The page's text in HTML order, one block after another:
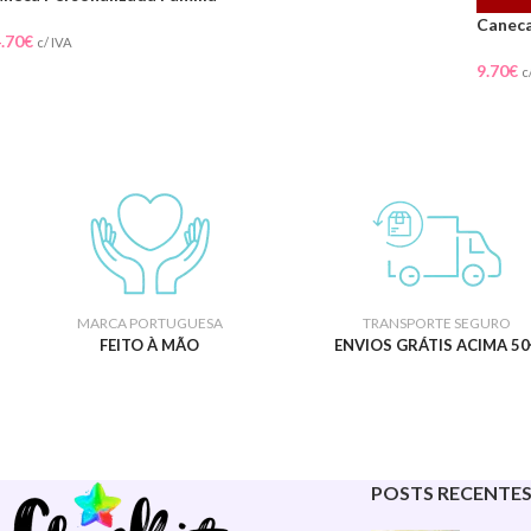
€ c/ IVA
9.70€
MARCA PORTUGUESA
FEITO À MÃO
TRANSPORTE SEGURO
ENVIOS GRÁTIS ACIMA
POSTS RECENTES